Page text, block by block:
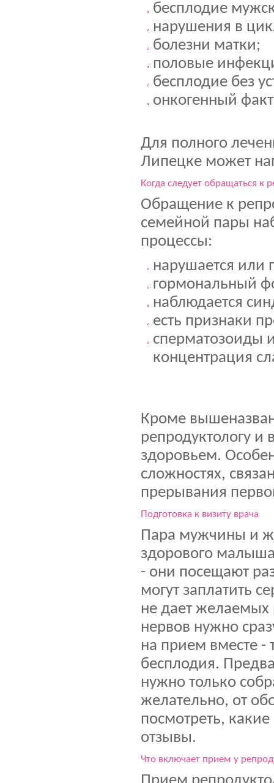
бесплодие
нарушения в
болезни матки;
половые
бесплодие без
онкогенный
Для полного
Липецке может
Когда следует обращаться к
Обращение к
семейной пары
процессы:
нарушается или
гормональный
наблюдается
есть признаки
сперматозоиды
концентрация
Кроме
репродуктологу и
здоровьем.
сложностях,
прерывания
Подготовка к визиту врача
Пара мужчины и
здорового
- они посещают
могут заплатить
не дает желаемых
нервов нужно
на прием вместе -
бесплодия.
нужно только
желательно, от
посмотреть,
отзывы.
Что включает прием у